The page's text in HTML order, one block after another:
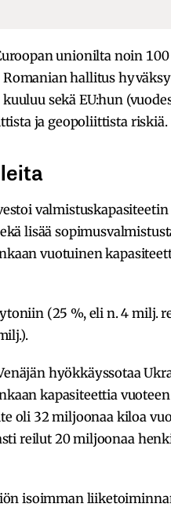
unionilta noin
hallitus
sekä EU:hun
ja geopoliittista riskiä.
lisää
vuotuinen
(25 %, eli n. 4 milj.
hyökkäyssotaa
kapasiteettia vuoteen
oli 32 miljoonaa kiloa
reilut 20 miljoonaa
isoimman